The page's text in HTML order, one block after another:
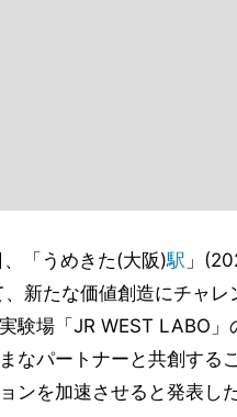
、「うめきた(大阪)駅 」
新たな価値創造にチャレ
験場「JR WEST LABO」
なパートナーと共創する
ンを加速させると発表した